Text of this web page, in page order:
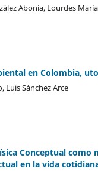
Abonía, Lourdes
en Colombia,
Luis Sánchez Arce
Conceptual como
en la vida